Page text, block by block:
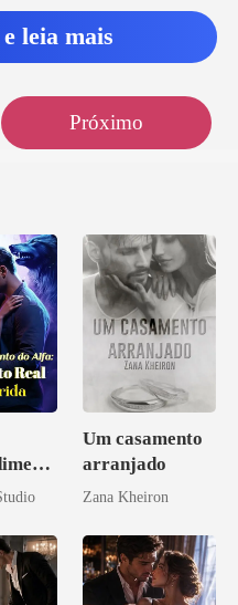
leia mais
Próximo
O
Um casamento
arranjado
Zana Kheiron